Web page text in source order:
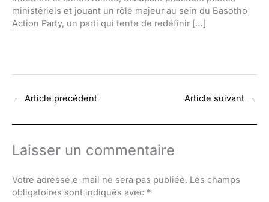
ministériels et jouant un rôle majeur au sein du Basotho
Action Party, un parti qui tente de redéfinir […]
← Article précédent Article suivant →
Laisser un commentaire
Votre adresse e-mail ne sera pas publiée. Les champs
obligatoires sont indiqués avec *